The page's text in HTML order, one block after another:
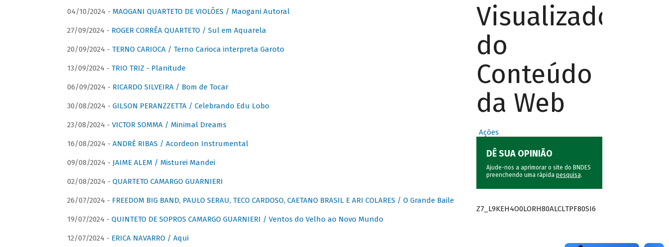
04/10/2024 - MAOGANI QUARTETO DE VIOLÕES / Maogani Autoral
27/09/2024 - ROGER CORRÊA QUARTETO / Sul em Aquarela
20/09/2024 - TERNO CARIOCA / Terno Carioca interpreta Garoto
13/09/2024 - TRIO TRIZ - Planitude
06/09/2024 - RICARDO SILVEIRA / Bom de Tocar
30/08/2024 - GILSON PERANZZETTA / Celebrando Edu Lobo
23/08/2024 - VICTOR SOMMA / Minimal Dreams
16/08/2024 - ANDRÉ RIBAS / Acordeon Instrumental
09/08/2024 - JAIME ALEM / Misturei Mandei
02/08/2024 - QUARTETO CAMARGO GUARNIERI
26/07/2024 - FREEDOM BIG BAND, PAULO SERAU, TECO CARDOSO, CAETANO BRASIL E ARI COLARES / O Grande Baile
19/07/2024 - QUINTETO DE SOPROS CAMARGO GUARNIERI / Ventos do Velho ao Novo Mundo
12/07/2024 - ERICA NAVARRO / Aqui
Visualizador
do
Conteúdo
da Web
Ações
DÊ SUA OPINIÃO
Ajude-nos a aprimorar o site do BNDES
preenchendo uma rápida pesquisa.
Z7_L9KEH4O0LORH80ALCLTPF80SI6